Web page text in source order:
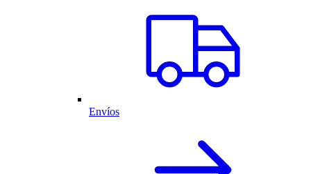
Envíos